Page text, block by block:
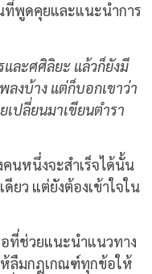
ที่พูดคุยและแนะนำการ
ละศศิลิยะ แล้วก็ยังมี
ลงบ้าง แต่ก็บอกเขาว่า
เปลี่ยนมาเขียนตำรา
นหนึ่งจะสำเร็จได้นั้น
ยว แต่ยังต้องเข้าใจใน
ที่ช่วยแนะนำแนวทาง
ห้ลืมกฎเกณฑ์ทุกข้อให้